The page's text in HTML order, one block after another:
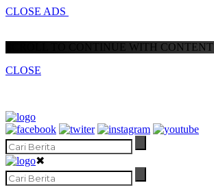
CLOSE ADS
SCROLL TO CONTINUE WITH CONTENT
CLOSE
✖